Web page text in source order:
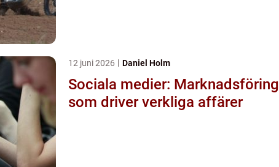
12 juni 2026 Daniel Holm
Sociala medier: Marknadsföring
som driver verkliga affärer